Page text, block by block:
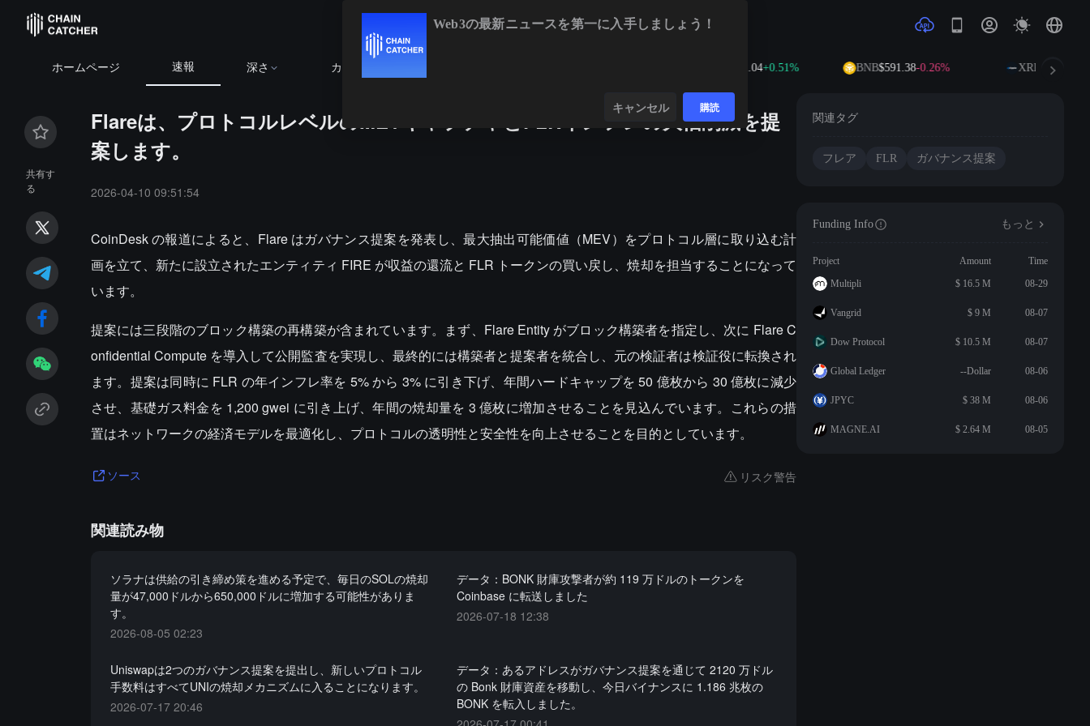
ホームページ 速報 深さ カレンダー $1,912.04+0.51% BNB$591.38-0.26% XRP$1.03
共有す
る
Flareは、プロトコルレベルのMEVキャプチャとFLRインフレの大幅削減を提
案します。
2026-04-10 09:51:54
CoinDesk の報道によると、Flare はガバナンス提案を発表し、最大抽出可能価値（MEV）をプロトコル層に取り込む計
画を立て、新たに設立されたエンティティ FIRE が収益の還流と FLR トークンの買い戻し、焼却を担当することになって
います。
提案には三段階のブロック構築の再構築が含まれています。まず、Flare Entity がブロック構築者を指定し、次に Flare C
onfidential Compute を導入して公開監査を実現し、最終的には構築者と提案者を統合し、元の検証者は検証役に転換され
ます。提案は同時に FLR の年インフレ率を 5% から 3% に引き下げ、年間ハードキャップを 50 億枚から 30 億枚に減少
させ、基礎ガス料金を 1,200 gwei に引き上げ、年間の焼却量を 3 億枚に増加させることを見込んでいます。これらの措
置はネットワークの経済モデルを最適化し、プロトコルの透明性と安全性を向上させることを目的としています。
ソース リスク警告
関連読み物
ソラナは供給の引き締め策を進める予定で、毎日のSOLの焼却
量が47,000ドルから650,000ドルに増加する可能性がありま
す。
2026-08-05 02:23
データ：BONK 財庫攻撃者が約 119 万ドルのトークンを
Coinbase に転送しました
2026-07-18 12:38
Uniswapは2つのガバナンス提案を提出し、新しいプロトコル
手数料はすべてUNIの焼却メカニズムに入ることになります。
2026-07-17 20:46
データ：あるアドレスがガバナンス提案を通じて 2120 万ドル
の Bonk 財庫資産を移動し、今日バイナンスに 1.186 兆枚の
BONK を転入しました。
関連タグ
フレア FLR ガバナンス提案
Funding Info もっと
Project Amount
Time
Multipli
$ 16.5 M 08-29
Vangrid $ 9 M 08-07
Dow Protocol $ 10.5 M 08-07
Global Ledger --Dollar 08-06
JPYC $ 38 M 08-06
MAGNE.AI $ 2.64 M 08-05
Web3の最新ニュースを第一に入手しましょう！
キャンセル 購読